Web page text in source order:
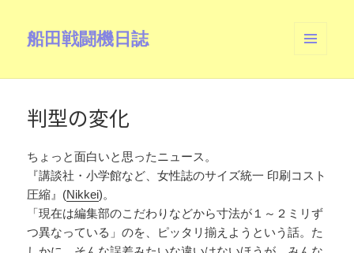
船田戦闘機日誌
ーとウ
判型の変化
ちょっと面白いと思ったニュース。
『講談社・小学館など、女性誌のサイズ統一 印刷コスト
圧縮』(Nikkei)。
「現在は編集部のこだわりなどから寸法が１～２ミリず
つ異なっている」のを、ピッタリ揃えようという話。た